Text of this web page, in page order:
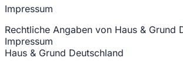
Impressum
Rechtliche Angaben von Haus & Grund
Impressum
Haus & Grund Deutschland